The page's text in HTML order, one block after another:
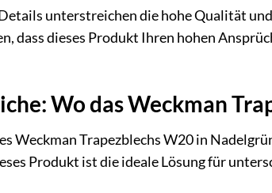
unterstreichen die hohe Qualität
dass dieses Produkt Ihren hohen
Wo das Weckman
Weckman Trapezblechs W20 in
Produkt ist die ideale Lösung für